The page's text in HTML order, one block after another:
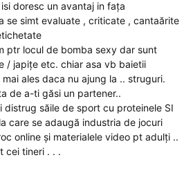
doresc un avantaj in fața
se simt evaluate , criticate , cantaărite
ptr locul de bomba sexy dar sunt
/ japițe etc. chiar asa vb baietii
ales daca nu ajung la .. struguri.
de a-ti găsi un partener..
distrug săile de sport cu proteinele SI
care se adaugă industria de jocuri
online și materialele video pt adulți ..
cei tineri . . .